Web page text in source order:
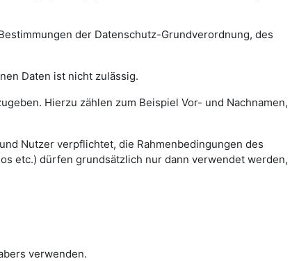
der Datenschutz-Grundverordnung, des
Daten ist nicht zulässig.
Hierzu zählen zum Beispiel Vor- und Nachnamen,
Nutzer verpflichtet, die Rahmenbedingungen des
etc.) dürfen grundsätzlich nur dann verwendet werden,
verwenden.